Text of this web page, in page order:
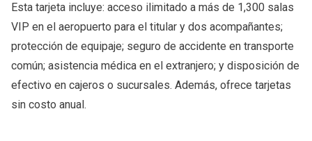
Esta tarjeta incluye: acceso ilimitado a más de 1,300 salas
VIP en el aeropuerto para el titular y dos acompañantes;
protección de equipaje; seguro de accidente en transporte
común; asistencia médica en el extranjero; y disposición de
efectivo en cajeros o sucursales. Además, ofrece tarjetas
sin costo anual.